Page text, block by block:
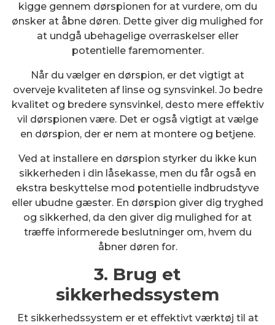
kigge gennem dørspionen for at vurdere, om du
ønsker at åbne døren. Dette giver dig mulighed for
at undgå ubehagelige overraskelser eller
potentielle faremomenter.
Når du vælger en dørspion, er det vigtigt at
overveje kvaliteten af linse og synsvinkel. Jo bedre
kvalitet og bredere synsvinkel, desto mere effektiv
vil dørspionen være. Det er også vigtigt at vælge
en dørspion, der er nem at montere og betjene.
Ved at installere en dørspion styrker du ikke kun
sikkerheden i din låsekasse, men du får også en
ekstra beskyttelse mod potentielle indbrudstyve
eller ubudne gæster. En dørspion giver dig tryghed
og sikkerhed, da den giver dig mulighed for at
træffe informerede beslutninger om, hvem du
åbner døren for.
3. Brug et
sikkerhedssystem
Et sikkerhedssystem er et effektivt værktøj til at